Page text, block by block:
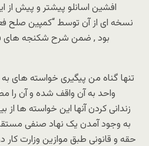
افشین اسانلو پیشتر و پیش از
نسخه ای از آن توسط “کمپین صلح
بود , ضمن شرح شکنجه های
تنها گناه من پیگیری خواسته هاى
واحد به آن واقف شده و آن را
زندانى کردن آنها این خواسته ها از
به وجود آمدن یک نهاد صنفى
حقه و قانونى طبق موازین وزارت